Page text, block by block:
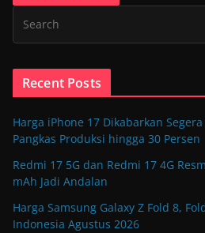
Recent Posts
Harga iPhone 17 Dikabarkan
Pangkas Produksi hingga 30 Persen
Redmi 17 5G dan Redmi 17 4G
mAh Jadi Andalan
Harga Samsung Galaxy Z Fold 8,
Indonesia Agustus 2026